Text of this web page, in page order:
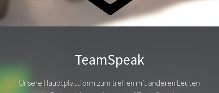
TeamSpeak
Unsere Hauptplattform zum treffen mit anderen Leuten